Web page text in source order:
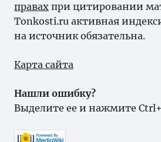
правах при цитировании
Tonkosti.ru активная
на источник обязательна.
Карта сайта
Нашли ошибку?
Выделите ее и нажмите